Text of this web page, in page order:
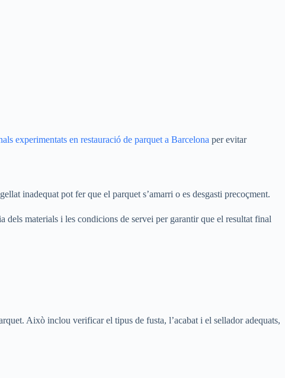
experimentats en restauració de parquet a Barcelona per evitar
inadequat pot fer que el parquet s’amarri o es desgasti precoçment.
materials i les condicions de servei per garantir que el resultat final
Això inclou verificar el tipus de fusta, l’acabat i el sellador adequats,